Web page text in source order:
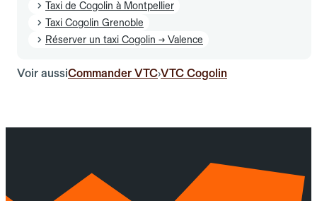
Taxi de Cogolin à Montpellier
Taxi Cogolin Grenoble
Réserver un taxi Cogolin → Valence
Voir aussiCommander VTC›VTC Cogolin